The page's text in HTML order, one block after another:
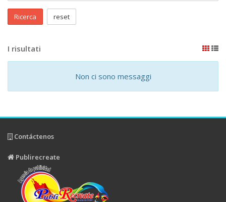
Ricerca reset
I risultati
Non ci sono messaggi
Contáctenos
Publirecreate